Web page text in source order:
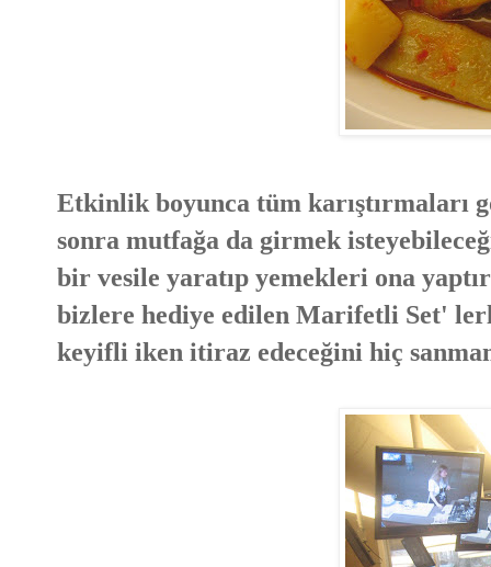
Etkinlik boyunca tüm karıştırmaları
sonra mutfağa da girmek
bir vesile yaratıp yemekleri ona
bizlere hediye edilen Marifetli Set'
keyifli iken itiraz edeceğini hiç